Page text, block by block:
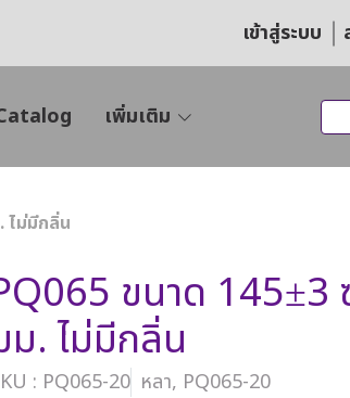
เข้าสู่ระบบ
เพิ่มเติม
ไม่มีกลิ่น
ขนาด 145±3
ม. ไม่มีกลิ่น
: PQ065-20 หลา, PQ065-20